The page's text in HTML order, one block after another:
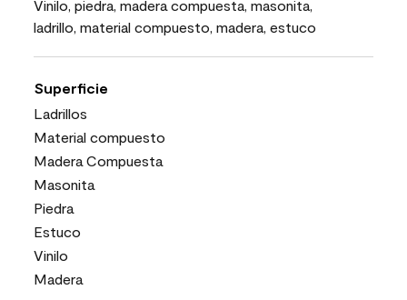
Vinilo, piedra, madera compuesta, masonita,
ladrillo, material compuesto, madera, estuco
Superficie
Ladrillos
Material compuesto
Madera Compuesta
Masonita
Piedra
Estuco
Vinilo
Madera